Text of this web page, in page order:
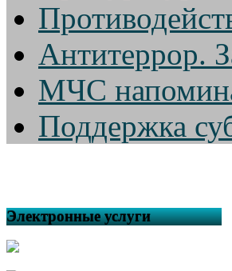
Антитеррор.
МЧС
Поддержка
Электронные услуги